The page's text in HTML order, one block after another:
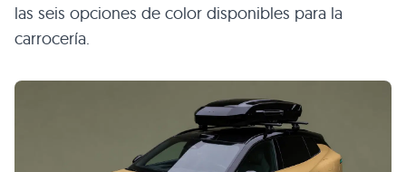
las seis opciones de color disponibles para la
carrocería.